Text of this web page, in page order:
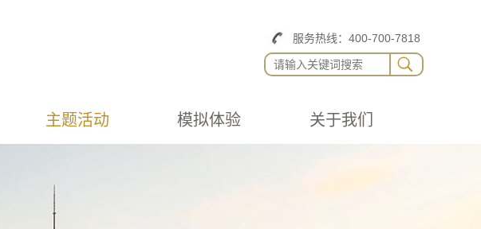
服务热线：400-700-7818
主题活动 模拟体验 关于我们